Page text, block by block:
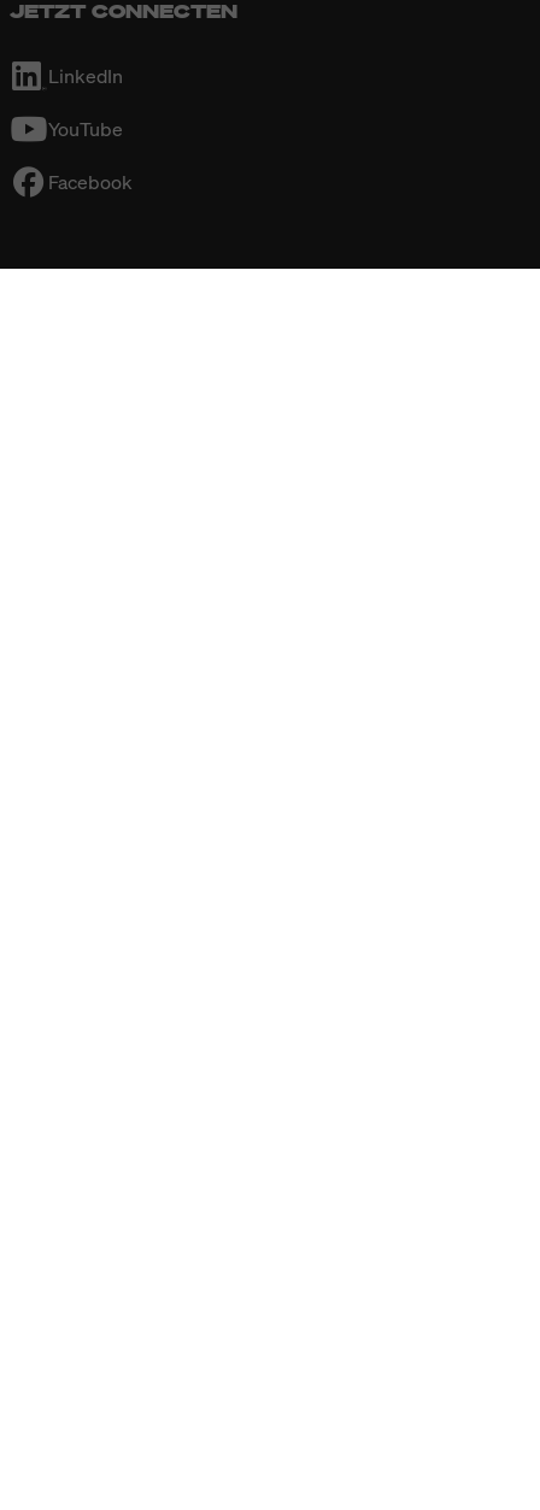
JETZT CONNECTEN
LinkedIn
YouTube
Facebook